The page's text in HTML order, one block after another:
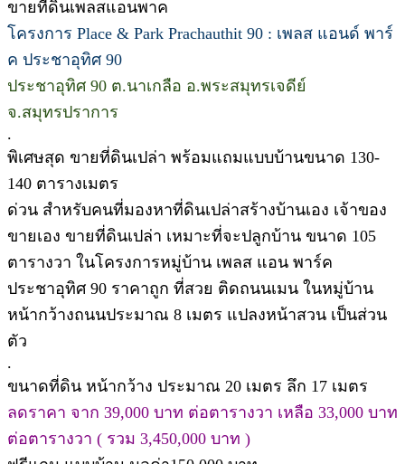
ขายที่ดินเพลสแอนพาค
โครงการ Place & Park Prachauthit 90 : เพลส แอนด์ พาร์
ค ประชาอุทิศ 90
ประชาอุทิศ 90 ต.นาเกลือ อ.พระสมุทรเจดีย์
จ.สมุทรปราการ
.
พิเศษสุด ขายที่ดินเปล่า พร้อมแถมแบบบ้านขนาด 130-
140 ตารางเมตร
ด่วน สำหรับคนที่มองหาที่ดินเปล่าสร้างบ้านเอง เจ้าของ
ขายเอง ขายที่ดินเปล่า เหมาะที่จะปลูกบ้าน ขนาด 105
ตารางวา ในโครงการหมู่บ้าน เพลส แอน พาร์ค
ประชาอุทิศ 90 ราคาถูก ที่สวย ติดถนนเมน ในหมู่บ้าน
หน้ากว้างถนนประมาณ 8 เมตร แปลงหน้าสวน เป็นส่วน
ตัว
.
ขนาดที่ดิน หน้ากว้าง ประมาณ 20 เมตร ลึก 17 เมตร
ลดราคา จาก 39,000 บาท ต่อตารางวา เหลือ 33,000 บาท
ต่อตารางวา ( รวม 3,450,000 บาท )